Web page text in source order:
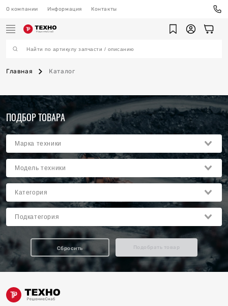
О компании Информация Контакты
Главная Каталог
ПОДБОР ТОВАРА
Сбросить Подобрать товар